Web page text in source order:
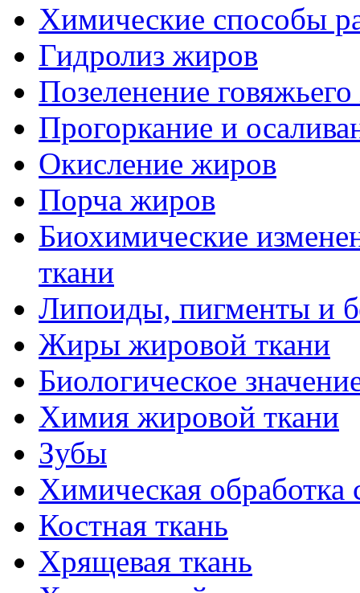
Химические способы
Гидролиз жиров
Позеленение
Прогоркание и
Окисление жиров
Порча жиров
Биохимические
ткани
Липоиды, пигменты и
Жиры жировой ткани
Биологическое
Химия жировой ткани
Зубы
Химическая обработка
Костная ткань
Хрящевая ткань